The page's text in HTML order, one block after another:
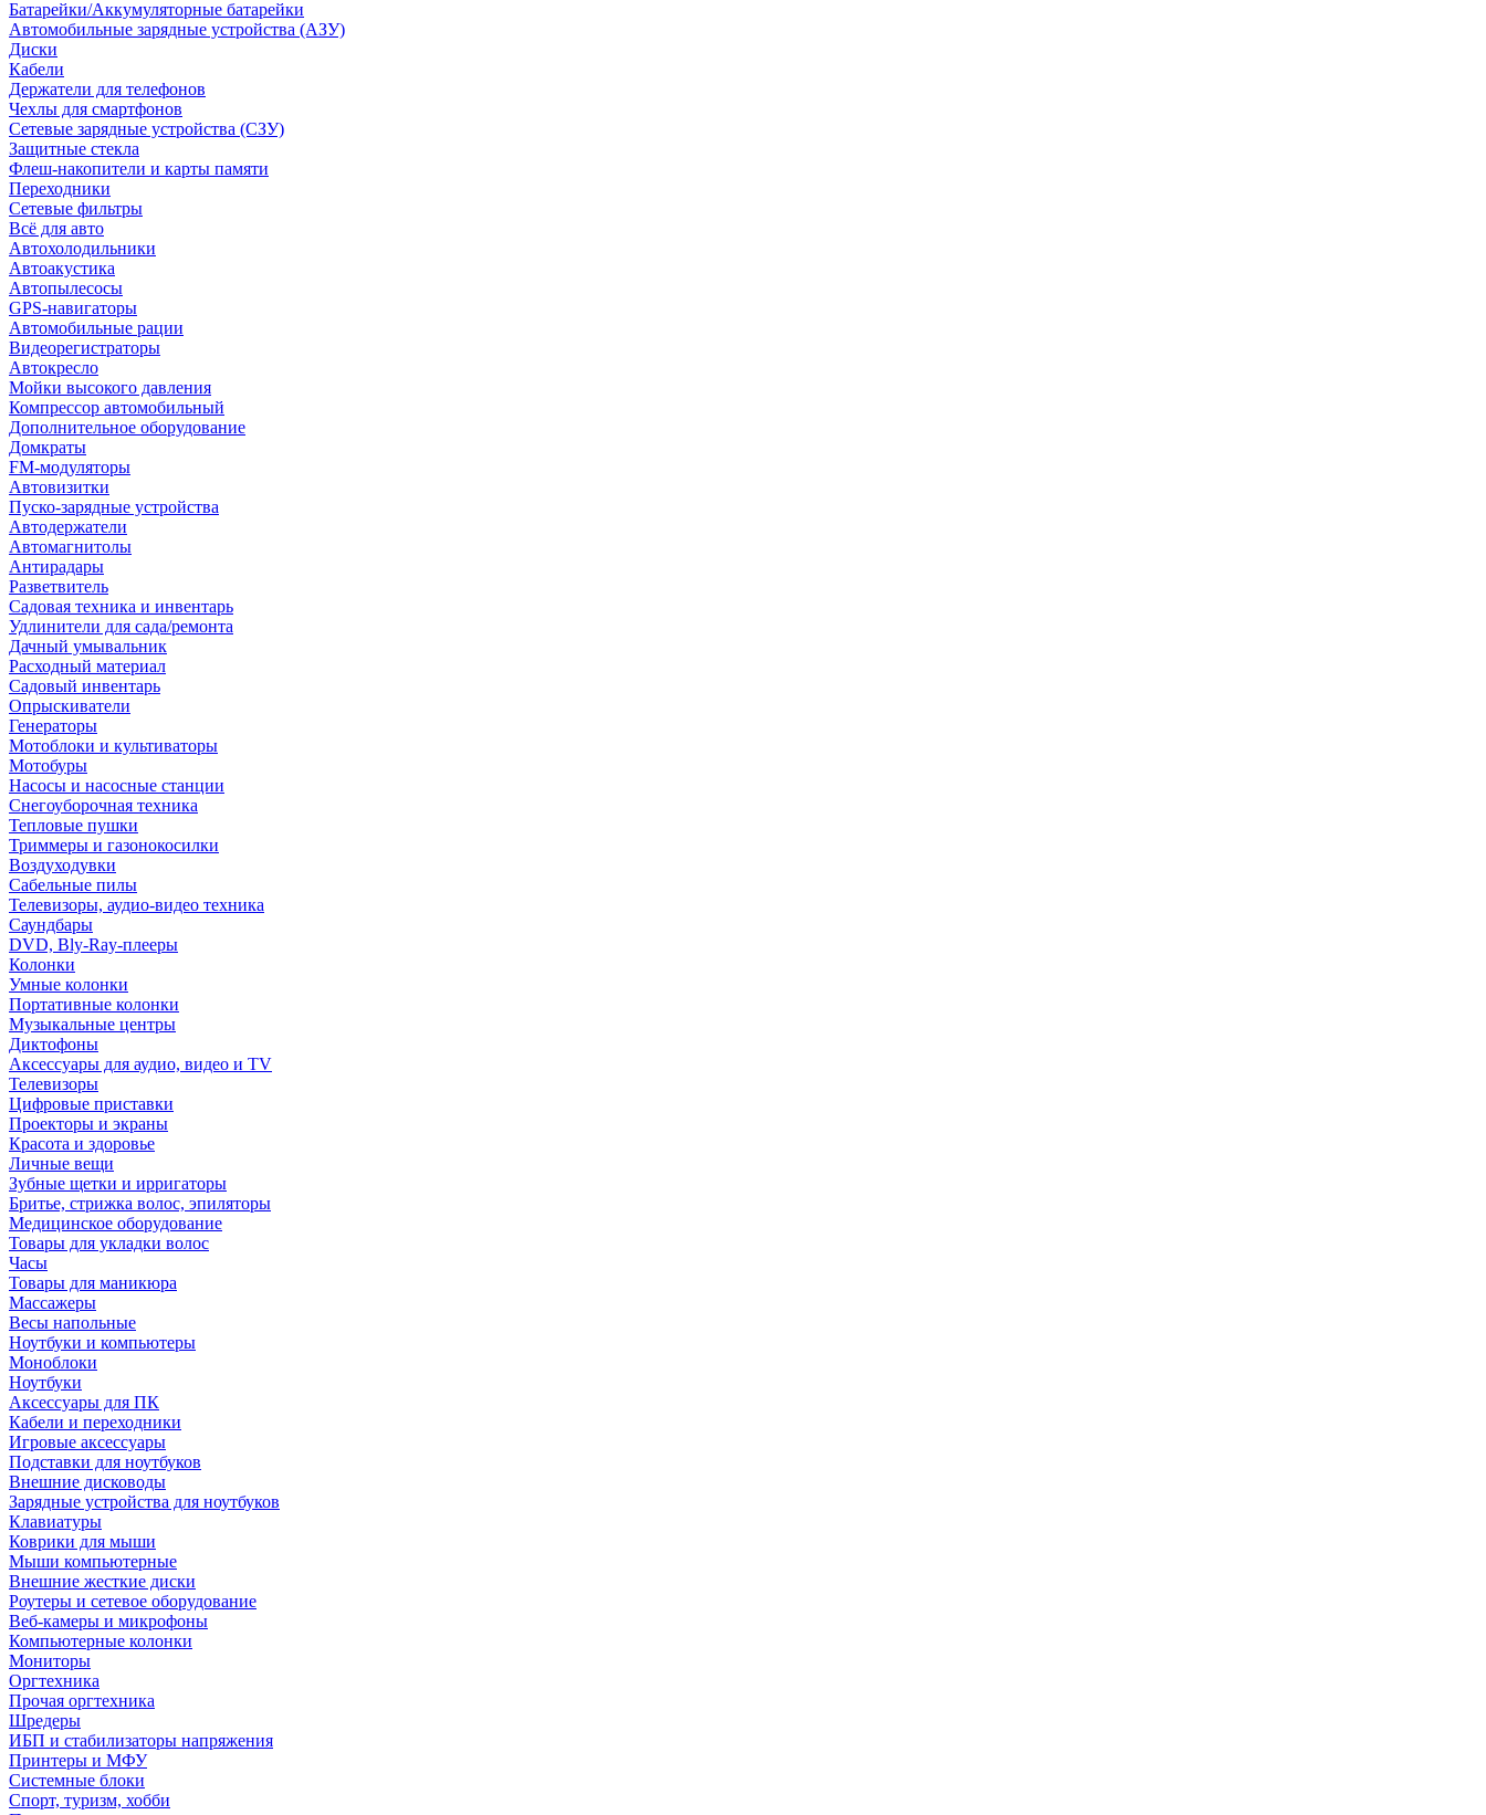
Батарейки/Аккумуляторные батарейки
Автомобильные зарядные устройства (АЗУ)
Диски
Кабели
Держатели для телефонов
Чехлы для смартфонов
Сетевые зарядные устройства (СЗУ)
Защитные стекла
Флеш-накопители и карты памяти
Переходники
Сетевые фильтры
Всё для авто
Автохолодильники
Автоакустика
Автопылесосы
GPS-навигаторы
Автомобильные рации
Видеорегистраторы
Автокресло
Мойки высокого давления
Компрессор автомобильный
Дополнительное оборудование
Домкраты
FM-модуляторы
Автовизитки
Пуско-зарядные устройства
Автодержатели
Автомагнитолы
Антирадары
Разветвитель
Садовая техника и инвентарь
Удлинители для сада/ремонта
Дачный умывальник
Расходный материал
Садовый инвентарь
Опрыскиватели
Генераторы
Мотоблоки и культиваторы
Мотобуры
Насосы и насосные станции
Снегоуборочная техника
Тепловые пушки
Триммеры и газонокосилки
Воздуходувки
Сабельные пилы
Телевизоры, аудио-видео техника
Саундбары
DVD, Bly-Ray-плееры
Колонки
Умные колонки
Портативные колонки
Музыкальные центры
Диктофоны
Аксессуары для аудио, видео и TV
Телевизоры
Цифровые приставки
Проекторы и экраны
Красота и здоровье
Личные вещи
Зубные щетки и ирригаторы
Бритье, стрижка волос, эпиляторы
Медицинское оборудование
Товары для укладки волос
Часы
Товары для маникюра
Массажеры
Весы напольные
Ноутбуки и компьютеры
Моноблоки
Ноутбуки
Аксессуары для ПК
Кабели и переходники
Игровые аксессуары
Подставки для ноутбуков
Внешние дисководы
Зарядные устройства для ноутбуков
Клавиатуры
Коврики для мыши
Мыши компьютерные
Внешние жесткие диски
Роутеры и сетевое оборудование
Веб-камеры и микрофоны
Компьютерные колонки
Мониторы
Оргтехника
Прочая оргтехника
Шредеры
ИБП и стабилизаторы напряжения
Принтеры и МФУ
Системные блоки
Спорт, туризм, хобби